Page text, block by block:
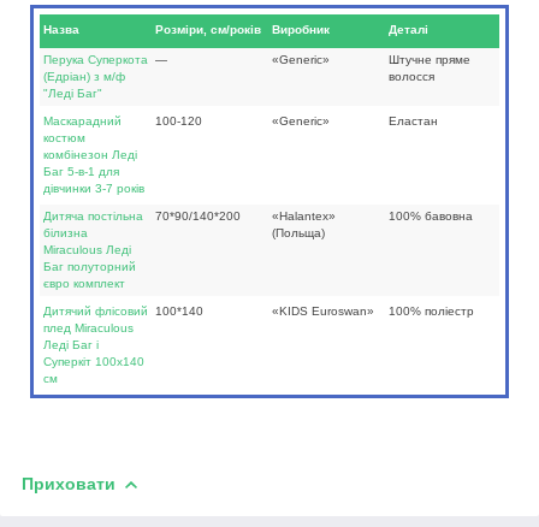
Назва Розміри, см/років Виробник Деталі
Перука Суперкота
(Едріан) з м/ф
"Леді Баг"
— «Generic»
Штучне пряме
волосся
Маскарадний
костюм
комбінезон Леді
Баг 5-в-1 для
дівчинки 3-7 років
100-120 «Generic» Еластан
Дитяча постільна
білизна
Miraculous Леді
Баг полуторний
євро комплект
70*90/140*200
«Halantex»
(Польща)
100% бавовна
Дитячий флісовий
плед Miraculous
Леді Баг і
Суперкіт 100х140
см
100*140 «KIDS Euroswan» 100% поліестр
Приховати